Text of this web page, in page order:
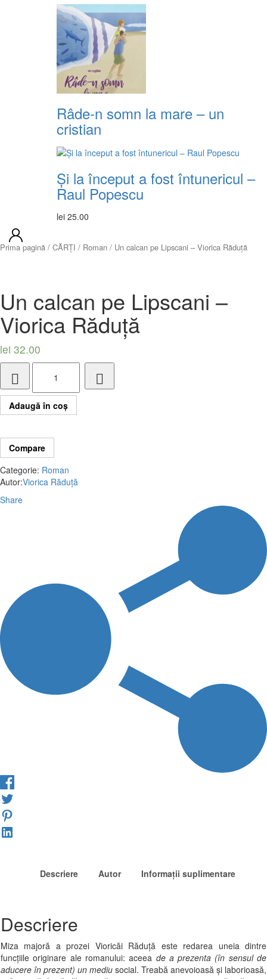
Râde-n somn la mare – un
cristian
Și la început a fost întunericul –
Raul Popescu
lei 25.00
Prima pagină / CĂRȚI / Roman / Un calcan pe Lipscani – Viorica Răduță
Un calcan pe Lipscani –
Viorica Răduță
lei 32.00
Cantitate
Un
pe
Lipscani
Adaugă în coș
Compare
Categorie: Roman
Autor:Viorica Răduță
Share
Descriere Autor Informații suplimentare
Descriere
Miza majoră a prozei Vioricăi Răduță este redarea uneia dintre
funcțiile originare ale romanului: aceea de a prezenta (în sensul de
aducere în prezent) un mediu social. Treabă anevoioasă și laborioasă,